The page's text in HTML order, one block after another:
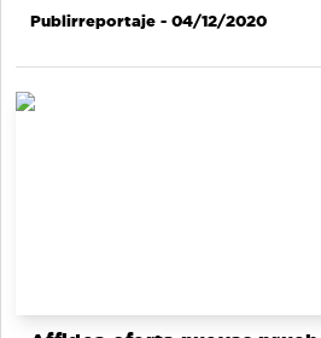
Publirreportaje - 04/12/2020